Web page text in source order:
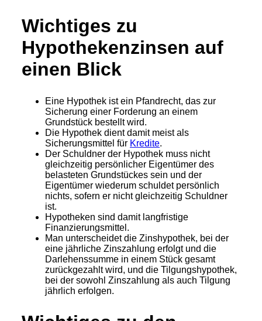
Wichtiges zu
Hypothekenzinsen auf
einen Blick
Eine Hypothek ist ein Pfandrecht, das zur
Sicherung einer Forderung an einem
Grundstück bestellt wird.
Die Hypothek dient damit meist als
Sicherungsmittel für Kredite.
Der Schuldner der Hypothek muss nicht
gleichzeitig persönlicher Eigentümer des
belasteten Grundstückes sein und der
Eigentümer wiederum schuldet persönlich
nichts, sofern er nicht gleichzeitig Schuldner
ist.
Hypotheken sind damit langfristige
Finanzierungsmittel.
Man unterscheidet die Zinshypothek, bei der
eine jährliche Zinszahlung erfolgt und die
Darlehenssumme in einem Stück gesamt
zurückgezahlt wird, und die Tilgungshypothek,
bei der sowohl Zinszahlung als auch Tilgung
jährlich erfolgen.